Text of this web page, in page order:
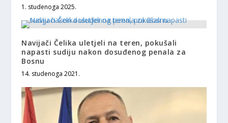
1. studenoga 2025.
Navijači Čelika uletjeli na teren, pokušali
napasti sudiju nakon dosuđenog penala za
Bosnu
14. studenoga 2021.